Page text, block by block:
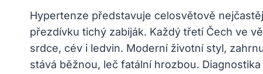
Hypertenze představuje celosvětově
přezdívku tichý zabiják. Každý třetí Čech ve
srdce, cév i ledvin. Moderní životní styl,
stává běžnou, leč fatální hrozbou.